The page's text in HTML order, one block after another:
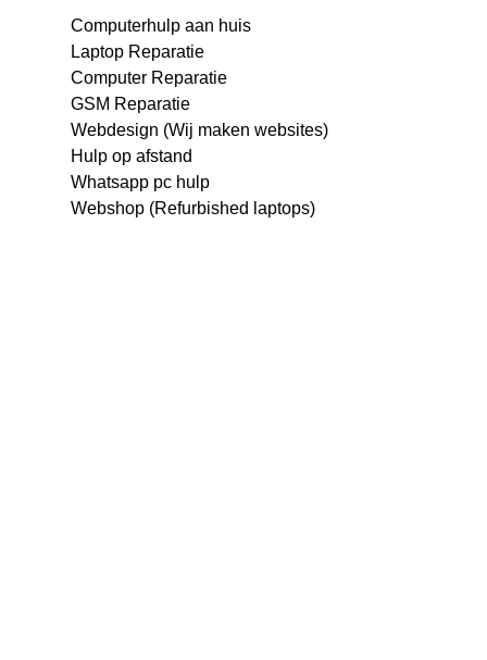
Computerhulp aan huis
Laptop Reparatie
Computer Reparatie
GSM Reparatie
Webdesign (Wij maken websites)
Hulp op afstand
Whatsapp pc hulp
Webshop (Refurbished laptops)